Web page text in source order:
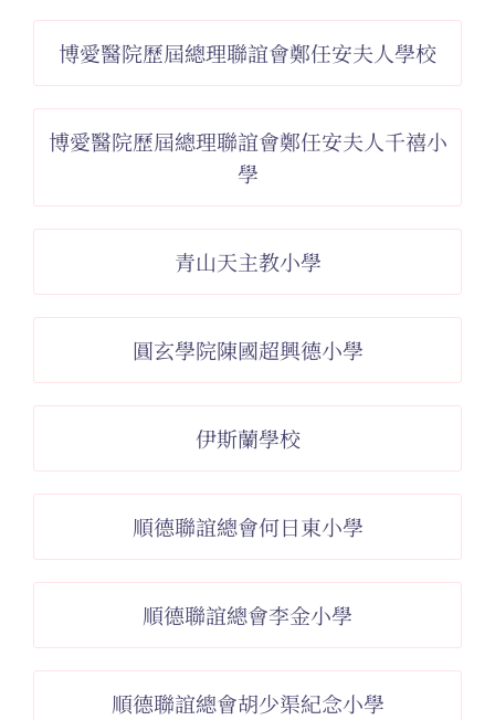
博愛醫院歷屆總理聯誼會鄭任安夫人學校
博愛醫院歷屆總理聯誼會鄭任安夫人千禧小
學
青山天主教小學
圓玄學院陳國超興德小學
伊斯蘭學校
順德聯誼總會何日東小學
順德聯誼總會李金小學
順德聯誼總會胡少渠紀念小學